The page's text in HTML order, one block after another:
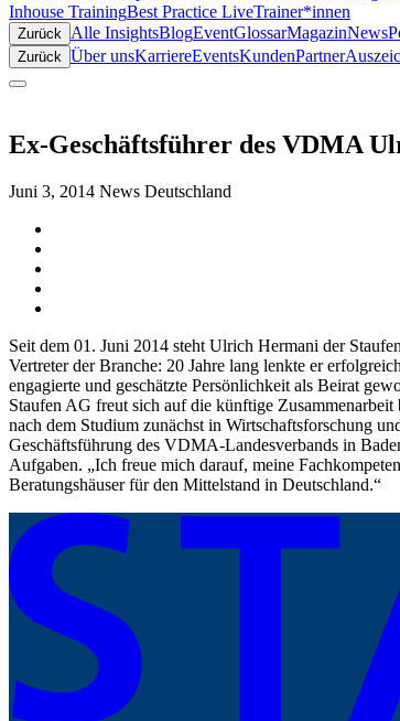
Inhouse TrainingBest Practice LiveTrainer*innen
Zurück Alle InsightsBlogEventGlossarMagazinNews
Zurück Über unsKarriereEventsKundenPartner
Ex-Geschäftsführer des VDMA
Juni 3, 2014 News Deutschland
Seit dem 01. Juni 2014 steht Ulrich Hermani der
Vertreter der Branche: 20 Jahre lang lenkte er
engagierte und geschätzte Persönlichkeit als Beirat
Staufen AG freut sich auf die künftige
nach dem Studium zunächst in Wirtschaftsforschung
Geschäftsführung des VDMA-Landesverbands in
Aufgaben. „Ich freue mich darauf, meine
Beratungshäuser für den Mittelstand in Deutschland.“